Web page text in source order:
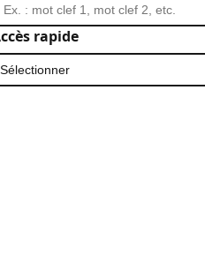
rapide
Lu Favori